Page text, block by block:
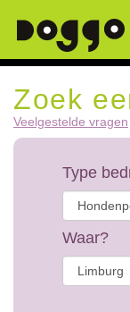
Zoek
Veelgestelde vragen
Type
Waar?